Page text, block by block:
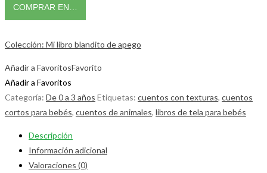
COMPRAR EN…
Colección: Mi libro blandito de apego
Añadir a FavoritosFavorito
Añadir a Favoritos
Categoría: De 0 a 3 años Etiquetas: cuentos con texturas, cuentos
cortos para bebés, cuentos de animales, libros de tela para bebés
Descripción
Información adicional
Valoraciones (0)